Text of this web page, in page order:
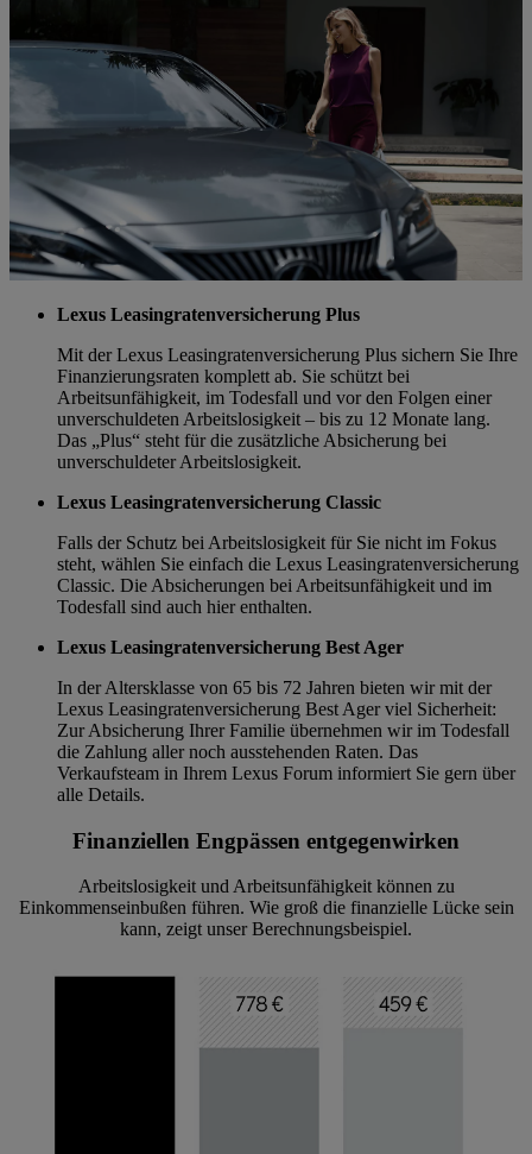
Lexus Leasingratenversicherung Plus
Mit der Lexus Leasingratenversicherung Plus sichern Sie Ihre
Finanzierungsraten komplett ab. Sie schützt bei
Arbeitsunfähigkeit, im Todesfall und vor den Folgen einer
unverschuldeten Arbeitslosigkeit – bis zu 12 Monate lang.
Das „Plus“ steht für die zusätzliche Absicherung bei
unverschuldeter Arbeitslosigkeit.
Lexus Leasingratenversicherung Classic
Falls der Schutz bei Arbeitslosigkeit für Sie nicht im Fokus
steht, wählen Sie einfach die Lexus Leasingratenversicherung
Classic. Die Absicherungen bei Arbeitsunfähigkeit und im
Todesfall sind auch hier enthalten.
Lexus Leasingratenversicherung Best Ager
In der Altersklasse von 65 bis 72 Jahren bieten wir mit der
Lexus Leasingratenversicherung Best Ager viel Sicherheit:
Zur Absicherung Ihrer Familie übernehmen wir im Todesfall
die Zahlung aller noch ausstehenden Raten. Das
Verkaufsteam in Ihrem Lexus Forum informiert Sie gern über
alle Details.
Finanziellen Engpässen entgegenwirken
Arbeitslosigkeit und Arbeitsunfähigkeit können zu
Einkommenseinbußen führen. Wie groß die finanzielle Lücke sein
kann, zeigt unser Berechnungsbeispiel.